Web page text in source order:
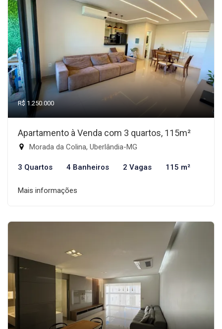
R$ 1.250.000
Apartamento à Venda com 3 quartos, 115m²
Morada da Colina, Uberlândia-MG
3 Quartos 4 Banheiros 2 Vagas 115 m²
Mais informações